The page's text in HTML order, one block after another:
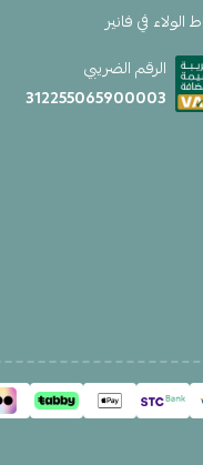
الولاء في فانير
الرقم الضريبي
312255065900003